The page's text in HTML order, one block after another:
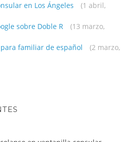
en Los Ángeles
(1 abril,
sobre Doble R
(13 marzo,
familiar de español
(2 marzo,